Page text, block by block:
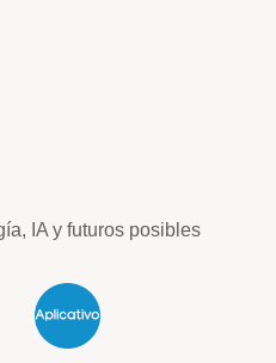
IA y futuros posibles